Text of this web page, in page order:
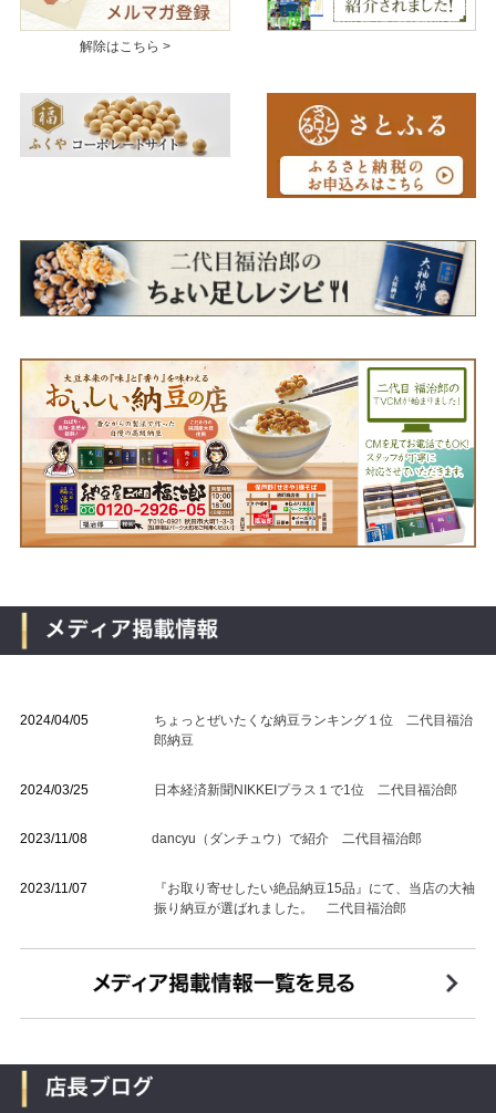
解除はこちら >
2024/04/05
ちょっとぜいたくな納豆ランキング１位 二代目福治
郎納豆
2024/03/25 日本経済新聞NIKKEIプラス１で1位 二代目福治郎
2023/11/08 dancyu（ダンチュウ）で紹介 二代目福治郎
2023/11/07
『お取り寄せしたい絶品納豆15品』にて、当店の大袖
振り納豆が選ばれました。 二代目福治郎